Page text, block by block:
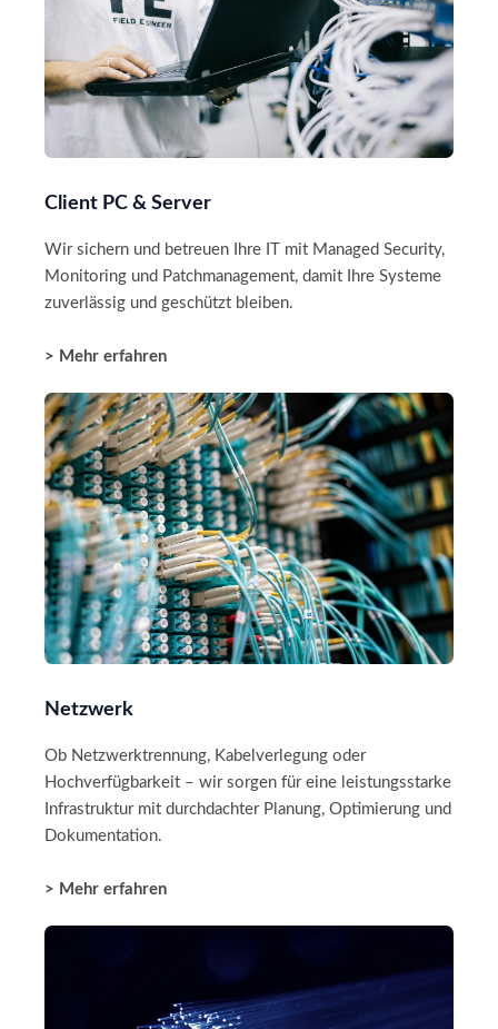
Client PC & Server
Wir sichern und betreuen Ihre IT mit Managed Security,
Monitoring und Patchmanagement, damit Ihre Systeme
zuverlässig und geschützt bleiben.
> Mehr erfahren
Netzwerk
Ob Netzwerktrennung, Kabelverlegung oder
Hochverfügbarkeit – wir sorgen für eine leistungsstarke
Infrastruktur mit durchdachter Planung, Optimierung und
Dokumentation.
> Mehr erfahren